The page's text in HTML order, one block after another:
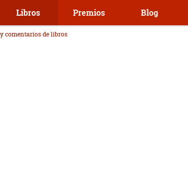
Libros Premios Blog
comentarios de libros